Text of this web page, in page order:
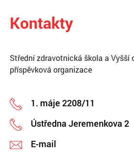
Kontakty
Střední zdravotnická škola a Vyšší
příspěvková organizace
1. máje 2208/11
Ústředna Jeremenkova 2
E-mail